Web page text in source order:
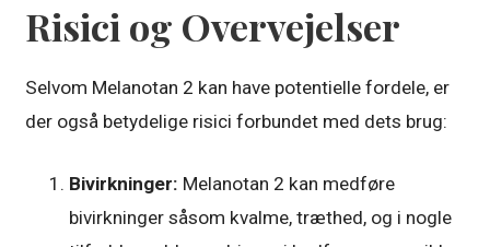
Risici og Overvejelser
Selvom Melanotan 2 kan have potentielle fordele, er
der også betydelige risici forbundet med dets brug:
Bivirkninger: Melanotan 2 kan medføre
bivirkninger såsom kvalme, træthed, og i nogle